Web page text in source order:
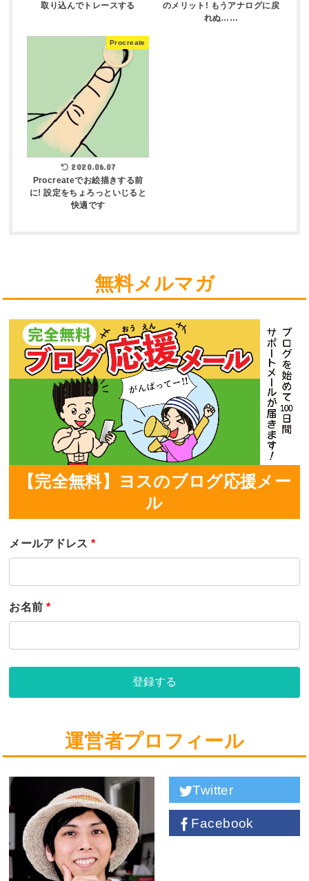
取り込んでトレースする
のメリット! もうアナログに戻
れぬ……
Procreate
2020.06.07
Procreateでお絵描きする前
に! 設定をちょろっといじると
快適です
無料メルマガ
【完全無料】ヨスのブログ応援メー
ル
メールアドレス *
お名前 *
登録する
運営者プロフィール
Twitter
Facebook